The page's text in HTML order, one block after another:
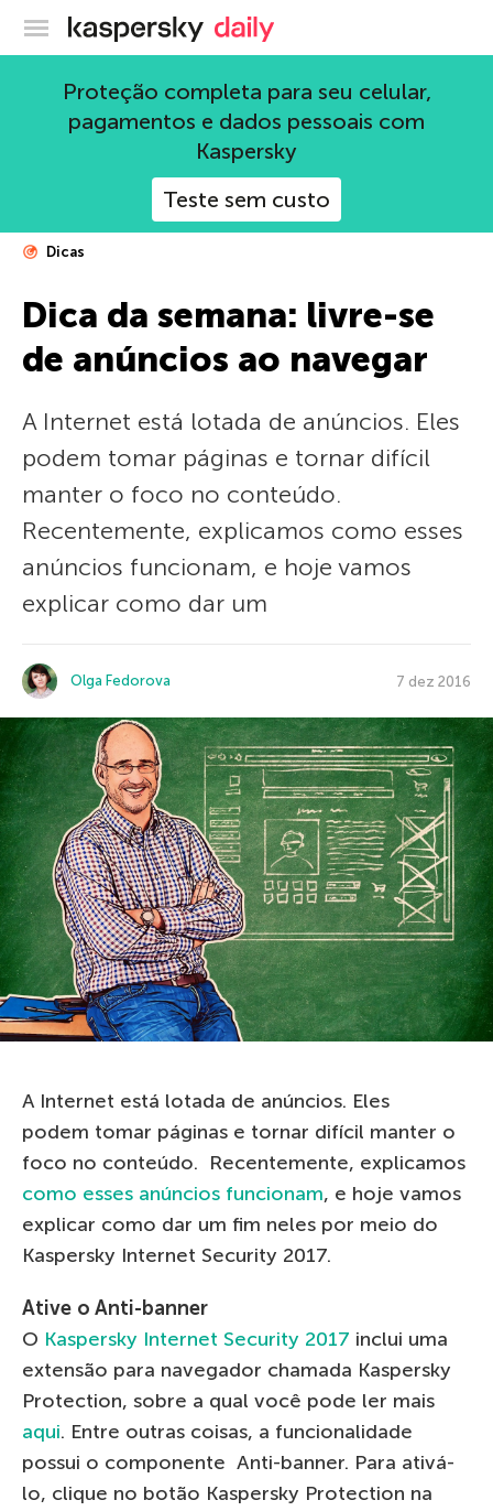
Blog oficial da Kaspersky
Proteção completa para seu celular,
pagamentos e dados pessoais com
Kaspersky
Teste sem custo
Dicas
Dica da semana: livre-se
de anúncios ao navegar
A Internet está lotada de anúncios. Eles
podem tomar páginas e tornar difícil
manter o foco no conteúdo.
Recentemente, explicamos como esses
anúncios funcionam, e hoje vamos
explicar como dar um
Olga Fedorova 7 dez 2016
A Internet está lotada de anúncios. Eles
podem tomar páginas e tornar difícil manter o
foco no conteúdo. Recentemente, explicamos
como esses anúncios funcionam, e hoje vamos
explicar como dar um fim neles por meio do
Kaspersky Internet Security 2017.
Ative o Anti-banner
O Kaspersky Internet Security 2017 inclui uma
extensão para navegador chamada Kaspersky
Protection, sobre a qual você pode ler mais
aqui. Entre outras coisas, a funcionalidade
possui o componente Anti-banner. Para ativá-
lo, clique no botão Kaspersky Protection na